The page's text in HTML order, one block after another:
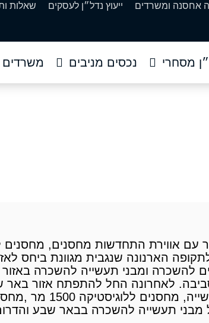
אחסנה ומשרדים ייעוץ נדל״ן לעסקים
שאלות
מסחרי נכסים מניבים משרדים
להשכרה בבאר שבע והדרום, סמוך לכביש 6, אזור עם אווירת התחדשות
הארנונה שנגבית מגוונת ביחס
להשכרה ומבני תעשייה להשכרה
לאחרונה החל להתפתח אזור